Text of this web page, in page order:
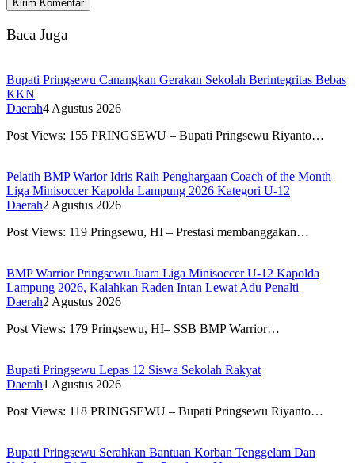
Baca Juga
Bupati Pringsewu Canangkan Gerakan Sekolah Berintegritas Bebas
KKN
Daerah4 Agustus 2026
Post Views: 155 PRINGSEWU – Bupati Pringsewu Riyanto…
Pelatih BMP Warior Idris Raih Penghargaan Coach of the Month
Liga Minisoccer Kapolda Lampung 2026 Kategori U-12
Daerah2 Agustus 2026
Post Views: 119 Pringsewu, HI – Prestasi membanggakan…
BMP Warrior Pringsewu Juara Liga Minisoccer U-12 Kapolda
Lampung 2026, Kalahkan Raden Intan Lewat Adu Penalti
Daerah2 Agustus 2026
Post Views: 179 Pringsewu, HI– SSB BMP Warrior…
Bupati Pringsewu Lepas 12 Siswa Sekolah Rakyat
Daerah1 Agustus 2026
Post Views: 118 PRINGSEWU – Bupati Pringsewu Riyanto…
Bupati Pringsewu Serahkan Bantuan Korban Tenggelam Dan